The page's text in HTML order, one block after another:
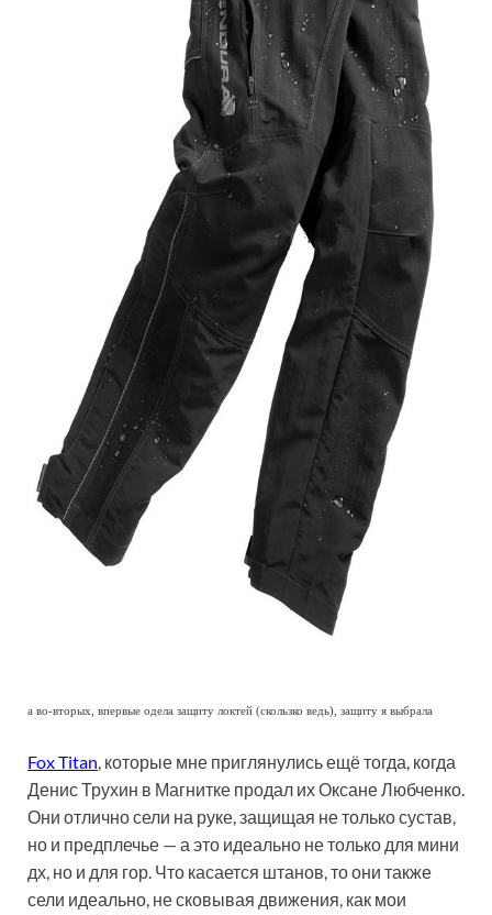
а во-вторых, впервые одела защиту локтей (скользко ведь), защиту я выбрала
Fox Titan, которые мне приглянулись ещё тогда, когда
Денис Трухин в Магнитке продал их Оксане Любченко.
Они отлично сели на руке, защищая не только сустав,
но и предплечье — а это идеально не только для мини
дх, но и для гор. Что касается штанов, то они также
сели идеально, не сковывая движения, как мои